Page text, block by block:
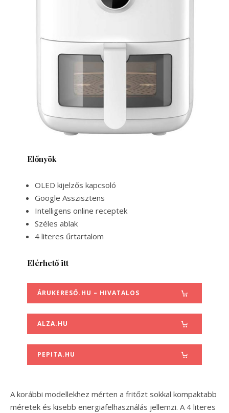
Előnyök
OLED kijelzős kapcsoló
Google Asszisztens
Intelligens online receptek
Széles ablak
4 literes űrtartalom
Elérhető itt
ÁRUKERESŐ.HU – HIVATALOS
ALZA.HU
PEPITA.HU
A korábbi modellekhez mérten a fritőzt sokkal kompaktabb
méretek és kisebb energiafelhasználás jellemzi. A 4 literes